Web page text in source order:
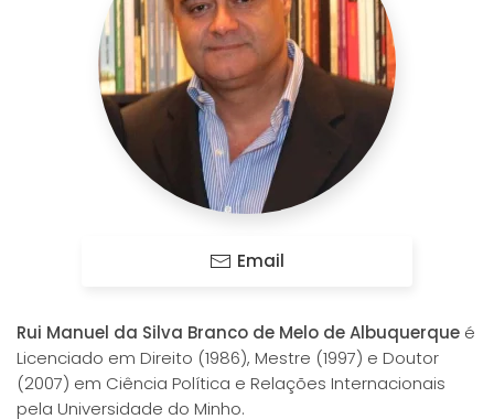
Email
Rui Manuel da Silva Branco de Melo de Albuquerque é
Licenciado em Direito (1986), Mestre (1997) e Doutor
(2007) em Ciência Política e Relações Internacionais
pela Universidade do Minho.